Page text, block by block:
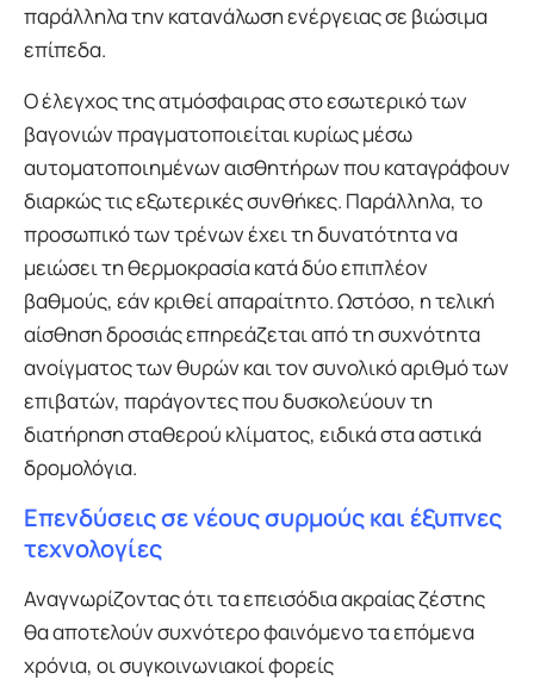
παράλληλα την κατανάλωση ενέργειας σε βιώσιμα
επίπεδα.
Ο έλεγχος της ατμόσφαιρας στο εσωτερικό των
βαγονιών πραγματοποιείται κυρίως μέσω
αυτοματοποιημένων αισθητήρων που καταγράφουν
διαρκώς τις εξωτερικές συνθήκες. Παράλληλα, το
προσωπικό των τρένων έχει τη δυνατότητα να
μειώσει τη θερμοκρασία κατά δύο επιπλέον
βαθμούς, εάν κριθεί απαραίτητο. Ωστόσο, η τελική
αίσθηση δροσιάς επηρεάζεται από τη συχνότητα
ανοίγματος των θυρών και τον συνολικό αριθμό των
επιβατών, παράγοντες που δυσκολεύουν τη
διατήρηση σταθερού κλίματος, ειδικά στα αστικά
δρομολόγια.
Επενδύσεις σε νέους συρμούς και έξυπνες
τεχνολογίες
Αναγνωρίζοντας ότι τα επεισόδια ακραίας ζέστης
θα αποτελούν συχνότερο φαινόμενο τα επόμενα
χρόνια, οι συγκοινωνιακοί φορείς